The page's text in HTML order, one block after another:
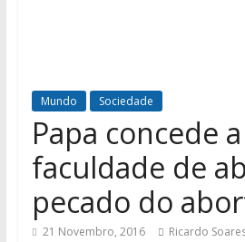
Mundo Sociedade
Papa concede
faculdade de
pecado do
21 Novembro, 2016 Ricardo